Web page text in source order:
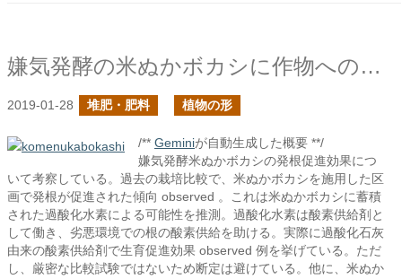
嫌気発酵の米ぬかボカシに作物への発根促進効果はあるか？
2019-01-28 堆肥・肥料 植物の形
/** Geminiが自動生成した概要 **/
嫌気発酵米ぬかボカシの発根促進効果につ
いて考察している。過去の栽培比較で、米ぬかボカシを施用した区
画で発根が促進された傾向 observed 。これは米ぬかボカシに蓄積
された過酸化水素による可能性を推測。過酸化水素は酸素供給剤と
して働き、劣悪環境での根の酸素供給を助ける。実際に過酸化石灰
由来の酸素供給剤で生育促進効果 observed 例を挙げている。ただ
し、厳密な比較試験ではないため断定は避けている。他に、米ぬか